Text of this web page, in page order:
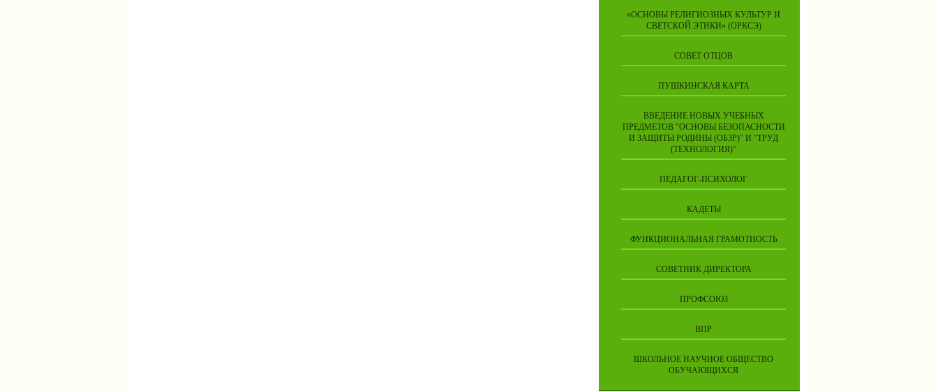
«ОСНОВЫ РЕЛИГИОЗНЫХ КУЛЬТУР И
СВЕТСКОЙ ЭТИКИ» (ОРКСЭ)
СОВЕТ ОТЦОВ
ПУШКИНСКАЯ КАРТА
ВВЕДЕНИЕ НОВЫХ УЧЕБНЫХ
ПРЕДМЕТОВ "ОСНОВЫ БЕЗОПАСНОСТИ
И ЗАЩИТЫ РОДИНЫ (ОБЗР)" И "ТРУД
(ТЕХНОЛОГИЯ)"
ПЕДАГОГ-ПСИХОЛОГ
КАДЕТЫ
ФУНКЦИОНАЛЬНАЯ ГРАМОТНОСТЬ
СОВЕТНИК ДИРЕКТОРА
ПРОФСОЮЗ
ВПР
ШКОЛЬНОЕ НАУЧНОЕ ОБЩЕСТВО
ОБУЧАЮЩИХСЯ